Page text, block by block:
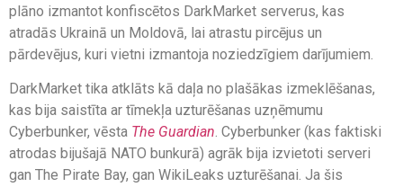
plāno izmantot konfiscētos DarkMarket serverus, kas
atradās Ukrainā un Moldovā, lai atrastu pircējus un
pārdevējus, kuri vietni izmantoja noziedzīgiem darījumiem.
DarkMarket tika atklāts kā daļa no plašākas izmeklēšanas,
kas bija saistīta ar tīmekļa uzturēšanas uzņēmumu
Cyberbunker, vēsta The Guardian. Cyberbunker (kas faktiski
atrodas bijušajā NATO bunkurā) agrāk bija izvietoti serveri
gan The Pirate Bay, gan WikiLeaks uzturēšanai. Ja šis